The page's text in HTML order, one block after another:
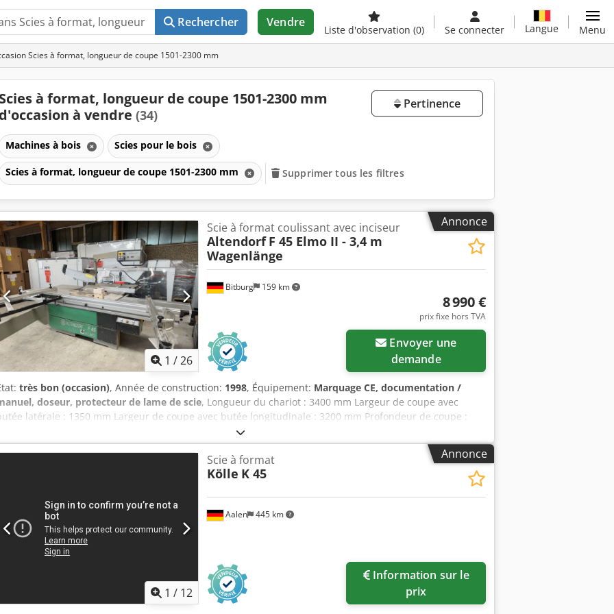
Rechercher Vendre
Liste d'observation (0) Se connecter Langue Menu
Scies à format, longueur de coupe 1501-2300 mm
Scies à format, longueur de coupe 1501-2300 mm
d'occasion à vendre (34)
Pertinence
Machines à bois Scies pour le bois
Scies à format, longueur de coupe 1501-2300 mm Supprimer tous les filtres
Annonce
1 /26
Bitburg 159 km
Scie à format coulissant avec inciseur
Altendorf F 45 Elmo II - 3,4 m
Wagenlänge
8 990 €
prix fixe hors TVA
demande
très bon (occasion), Année de construction: 1998, Équipement: Marquage CE, documentation /
doseur, protecteur de lame de scie, Longueur du chariot : 3400 mm Largeur de coupe avec
latérale : 1350 mm Largeur de coupe avec butée longitudinale : 3200 mm Profondeur de coupe :
145 mm Pré-découpe : oui Avec réglage électrique de la hauteur et de la position latérale Système de pré-
Rapido pour un réglage continu de la largeur de coupe Plage de réglage de 2,8 à 3,8 mm, lame
de pré-découpe incluse Réglage de la hauteur de la lame : électrique Chodpozq Srkofx Acaea Réglage de
l’inclinaison de la lame : électrique Réglage de la butée latérale : manuel Réglage de la butée
longitudinale : manuel Affichage de l’angle de la lame : affichage numérique Affichage de la butée latérale
: échelle Affichage de l’échelle de référence longitudinale : échelle Diamètre de la lame : 450 mm Vitesses
de rotation : 4 Puissance du moteur : 5,5 kW Dispositif de coupe parallèle Palin, en option, à fixer avec
réglage d’angle et affichage sur le chariot coulissant Raccord d’aspiration : 80 et 120 mm Longueur de la
machine : 3400 mm Largeur de la machine : 2200 mm Poids : 1200 kg Emplacement : disponible en stock,
54634 Bitburg - disponible immédiatement -
Annonce
1 / 12
Aalen 445 km
Scie à format
Kölle K 45
Information sur le
prix